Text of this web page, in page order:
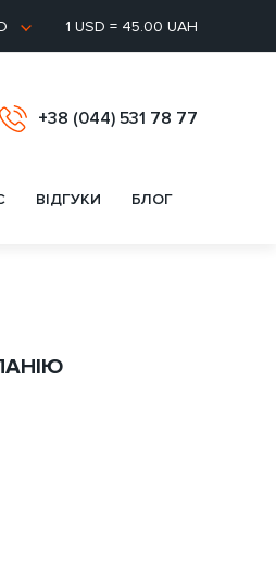
1 USD = 45.00 UAH
+38 (044) 531 78 77
ВІДГУКИ БЛОГ